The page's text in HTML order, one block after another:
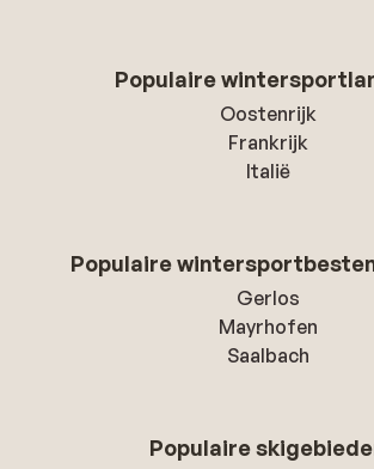
Populaire
Oostenrijk
Frankrijk
Italië
Populaire
Gerlos
Mayrhofen
Saalbach
Populaire